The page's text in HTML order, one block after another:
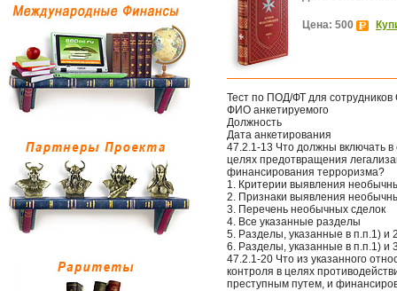
Цена: 500
Тест по ПОД/ФТ для
ФИО анкетируемого
Должность
Дата анкетирования
47.2.1-13 Что должны включать
целях предотвращения
финансирования терроризма?
1. Критерии выявления
2. Признаки выявления
3. Перечень необычных сделок
4. Все указанные разделы
5. Разделы, указанные в п.п.1) и
6. Разделы, указанные в п.п.1) и
47.2.1-20 Что из указанного
контроля в целях
преступным путем, и